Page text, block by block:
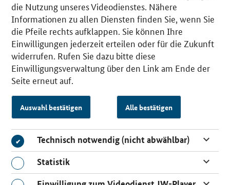
die Nutzung unseres Videodienstes. Nähere
Informationen zu allen Diensten finden Sie, wenn Sie
die Pfeile rechts aufklappen. Sie können Ihre
Einwilligungen jederzeit erteilen oder für die Zukunft
widerrufen. Rufen Sie dazu bitte diese
Einwilligungsverwaltung über den Link am Ende der
Seite erneut auf.
Auswahl bestätigen Alle bestätigen
Technisch notwendig (nicht abwählbar)
Technisch notwendig (nicht abwählbar)
Statistik
Statistik